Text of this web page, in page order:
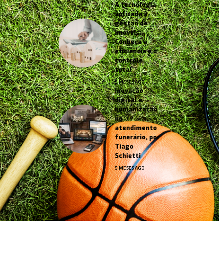
A tecnologia
aplicada à
gestão de
imóveis:
Conheça a
eficiência e o
controle
total
5 MESES AGO
Inovação
digital e
humanização
no
atendimento
funerário, por
Tiago
Schietti
5 MESES AGO